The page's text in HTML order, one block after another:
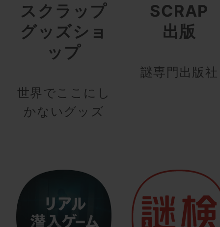
スクラップ
グッズショ
ップ
世界でここにし
かないグッズ
SCRAP
出版
謎専門出版社